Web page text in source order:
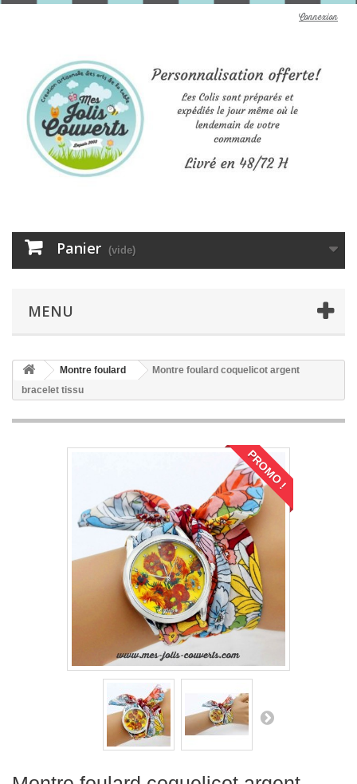
Connexion
Panier (vide)
MENU
Montre foulard
Montre foulard coquelicot argent
bracelet tissu
PROMO !